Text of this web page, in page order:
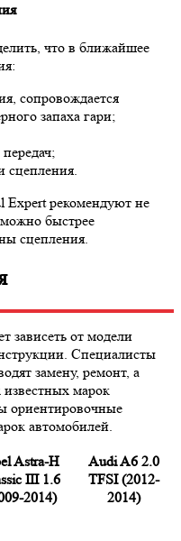
что в ближайшее
сопровождается
запаха гари;
сцепления.
Expert рекомендуют не
быстрее
сцепления.
зависеть от модели
Специалисты
замену, ремонт, а
известных марок
ориентировочные
автомобилей.
Astra-H
III 1.6
2014)
Audi A6 2.0
TFSI (2012-
2014)